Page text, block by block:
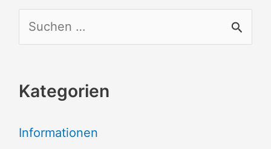
u
h
n
Kategorien
Informationen